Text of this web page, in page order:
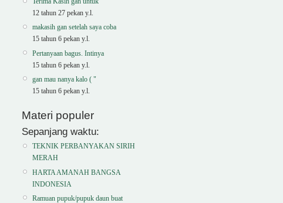
12 tahun 27 pekan y.l.
makasih gan setelah saya coba
15 tahun 6 pekan y.l.
Pertanyaan bagus. Intinya
15 tahun 6 pekan y.l.
gan mau nanya kalo ( "
15 tahun 6 pekan y.l.
Materi populer
Sepanjang waktu:
TEKNIK PERBANYAKAN SIRIH
MERAH
HARTA AMANAH BANGSA
INDONESIA
Ramuan pupuk/pupuk daun buat